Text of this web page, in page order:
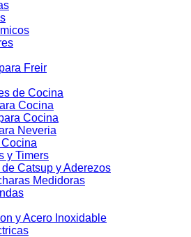
Freir
de Cocina
Cocina
Cocina
Neveria
y Timers
Catsup y Aderezos
Medidoras
y Acero Inoxidable